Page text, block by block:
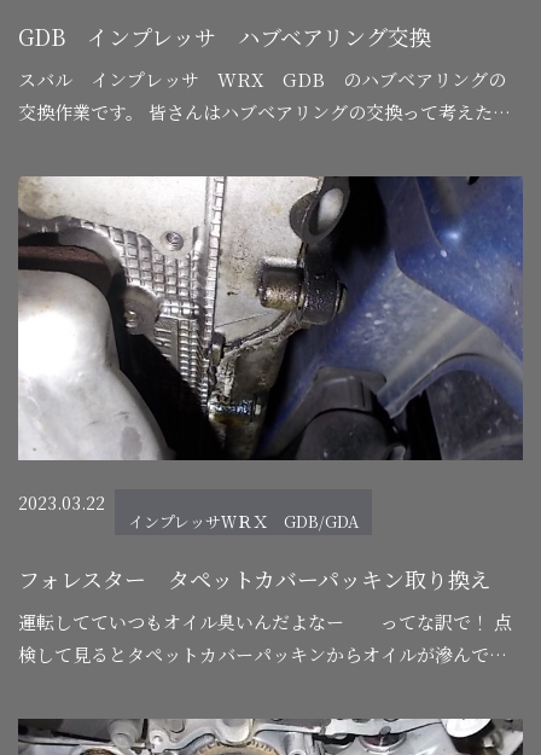
GDB インプレッサ ハブベアリング交換
スバル インプレッサ WRX GDB のハブベアリングの
交換作業です。 皆さんはハブベアリングの交換って考えたこ
ベアリングのガタや…
2023.03.22
インプレッサＷＲＸ GDB/GDA
フォレスター タペットカバーパッキン取り換え
運転してていつもオイル臭いんだよなー ってな訳で！ 点
検して見るとタペットカバーパッキンからオイルが滲んでい
イル臭い匂いがしてたみたいです。 …